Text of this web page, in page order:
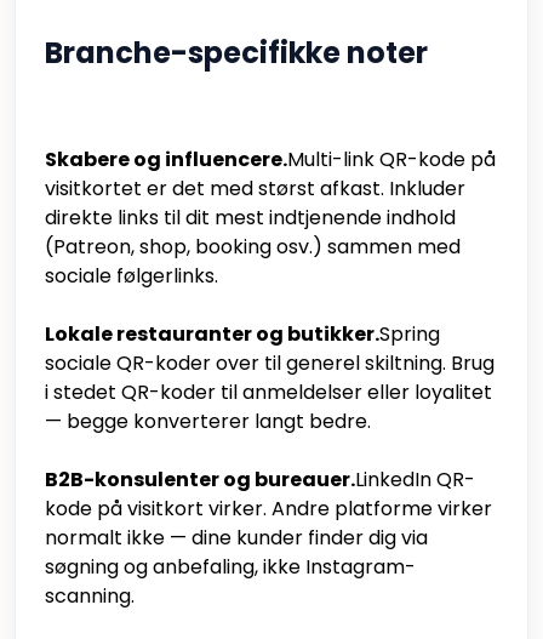
Branche-specifikke noter
Skabere og influencere.Multi-link QR-kode på
visitkortet er det med størst afkast. Inkluder
direkte links til dit mest indtjenende indhold
(Patreon, shop, booking osv.) sammen med
sociale følgerlinks.
Lokale restauranter og butikker.Spring
sociale QR-koder over til generel skiltning. Brug
i stedet QR-koder til anmeldelser eller loyalitet
— begge konverterer langt bedre.
B2B-konsulenter og bureauer.LinkedIn QR-
kode på visitkort virker. Andre platforme virker
normalt ikke — dine kunder finder dig via
søgning og anbefaling, ikke Instagram-
scanning.